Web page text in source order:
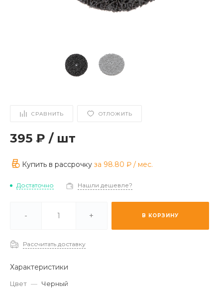
СРАВНИТЬ ОТЛОЖИТЬ
395 ₽ / шт
Купить в рассрочку за 98.80 ₽ / мес.
Достаточно Нашли дешевле?
- + В КОРЗИНУ
Рассчитать доставку
Характеристики
Цвет — Черный